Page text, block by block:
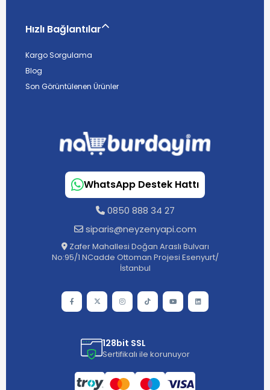
Hızlı Bağlantılar
Kargo Sorgulama
Blog
Son Görüntülenen Ürünler
WhatsApp Destek Hattı
0850 888 34 27
siparis@neyzenyapi.com
Zafer Mahallesi Doğan Araslı Bulvarı
No:95/1 NCadde Ottoman Projesi Esenyurt/
İstanbul
128bit SSL
Sertifikalı ile korunuyor